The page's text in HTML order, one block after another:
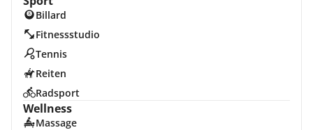
Billard
Fitnessstudio
Tennis
Reiten
Radsport
Wellness
Massage